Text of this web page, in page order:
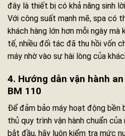
đây là thiết bị có khả năng sinh
Với công suất mạnh mẽ, spa có
khách hàng lớn hơn mỗi ngày
tế, nhiều đối tác đã thu hồi vốn
máy nhờ vào sự hài lòng của
4. Hướng dẫn vận hành
BM 110
Để đảm bảo máy hoạt động bền
thủ quy trình vận hành chuẩn
bắt đầu, hãy luôn kiểm tra mức